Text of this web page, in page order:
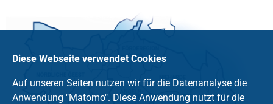
Diese Webseite verwendet Cookies
Auf unseren Seiten nutzen wir für die Datenanalyse die
Anwendung "Matomo". Diese Anwendung nutzt für die